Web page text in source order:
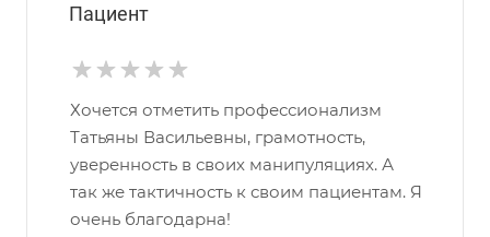
Пациент
Хочется отметить профессионализм
Татьяны Васильевны, грамотность,
уверенность в своих манипуляциях. А
так же тактичность к своим пациентам. Я
очень благодарна!